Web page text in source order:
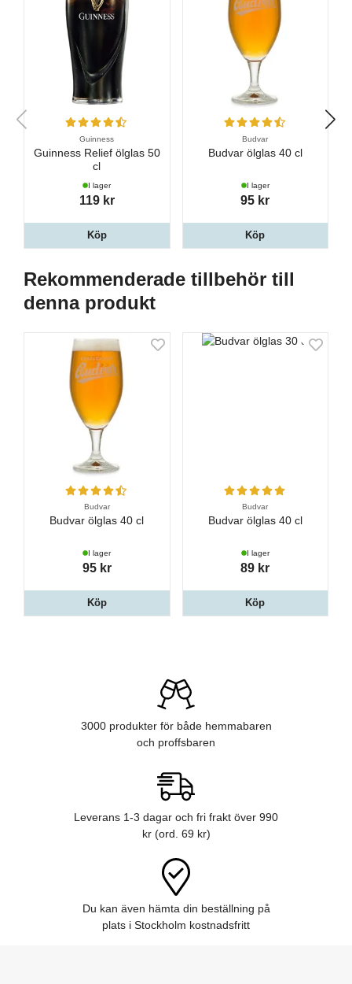
Guinness
Guinness Relief ölglas 50
cl
I lager
119 kr
Köp
Budvar
Budvar ölglas 40 cl
I lager
95 kr
Köp
Rekommenderade tillbehör till
denna produkt
Budvar
Budvar ölglas 40 cl
I lager
95 kr
Köp
Budvar
Budvar ölglas 40 cl
I lager
89 kr
Köp
3000 produkter för både hemmabaren
och proffsbaren
Leverans 1-3 dagar och fri frakt över 990
kr (ord. 69 kr)
Du kan även hämta din beställning på
plats i Stockholm kostnadsfritt